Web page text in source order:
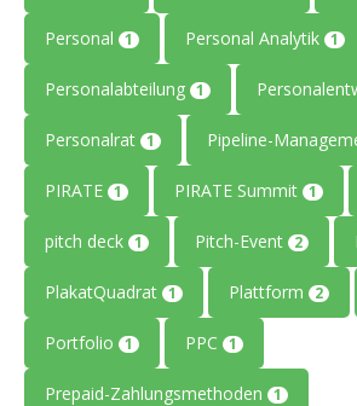
Personal 1 Personal Analytik 1
Personalabteilung 1
Personalrat 1 Pipeline-
PIRATE 1 PIRATE Summit 1
pitch deck 1 Pitch-Event 2
PlakatQuadrat 1 Plattform 2
Portfolio 1 PPC 1
Prepaid-Zahlungsmethoden 1